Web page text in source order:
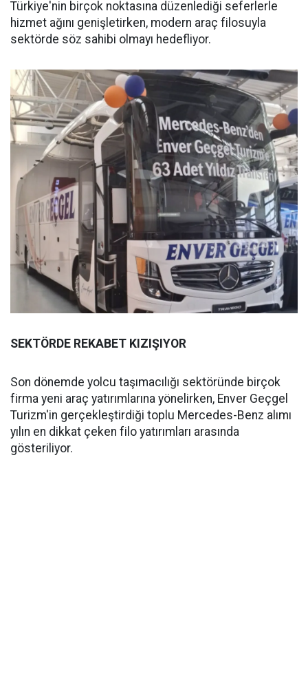
Türkiye'nin birçok noktasına düzenlediği seferlerle
hizmet ağını genişletirken, modern araç filosuyla
sektörde söz sahibi olmayı hedefliyor.
SEKTÖRDE REKABET KIZIŞIYOR
Son dönemde yolcu taşımacılığı sektöründe birçok
firma yeni araç yatırımlarına yönelirken, Enver Geçgel
Turizm'in gerçekleştirdiği toplu Mercedes-Benz alımı
yılın en dikkat çeken filo yatırımları arasında
gösteriliyor.